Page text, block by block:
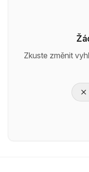
Zkuste změnit